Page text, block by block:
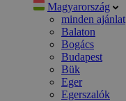
Magyarország
minden ajánlat
Balaton
Bogács
Budapest
Bük
Eger
Egerszalók